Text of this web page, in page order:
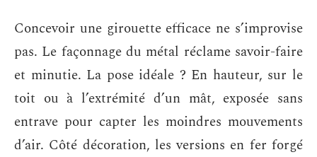
Concevoir une girouette efficace ne s’improvise
pas. Le façonnage du métal réclame savoir-faire
et minutie. La pose idéale ? En hauteur, sur le
toit ou à l’extrémité d’un mât, exposée sans
entrave pour capter les moindres mouvements
d’air. Côté décoration, les versions en fer forgé